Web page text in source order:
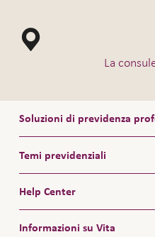
La
Soluzioni di previdenza
Temi previdenziali
Help Center
Informazioni su Vita